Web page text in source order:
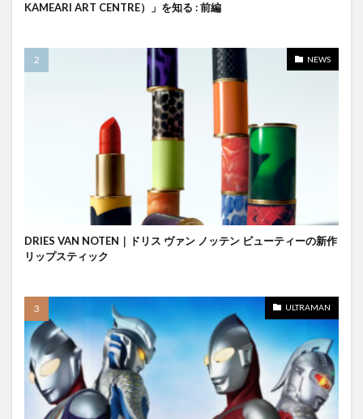
KAMEARI ART CENTRE）」を知る : 前編
NEWS
DRIES VAN NOTEN｜ドリス ヴァン ノッテン ビューティーの新作
リップスティック
ULTRAMAN